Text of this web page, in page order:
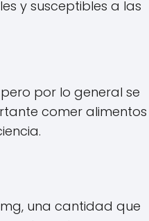
y susceptibles a las
por lo general se
comer alimentos
una cantidad que